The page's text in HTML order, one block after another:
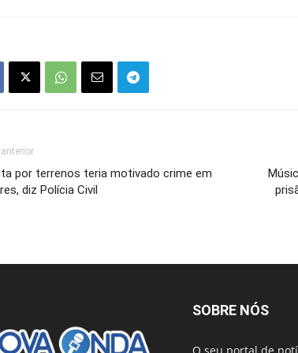
por terrenos teria motivado crime em
diz Polícia Civil
SOBRE NÓS